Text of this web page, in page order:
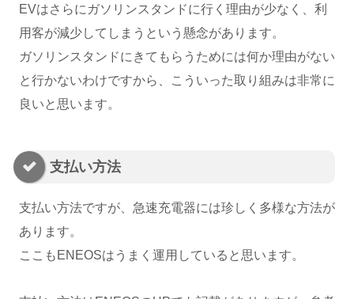
EVはさらにガソリンスタンドに行く理由が少なく、利
用客が減少してしまうという懸念があります。
ガソリンスタンドにきてもらうためには何か理由がない
と行かないわけですから、こういった取り組みは非常に
良いと思います。
支払い方法
支払い方法ですが、急速充電器には珍しく多様な方法が
あります。
ここもENEOSはうまく運用していると思います。